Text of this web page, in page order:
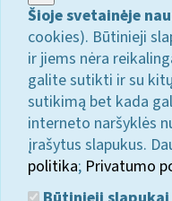
Šioje svetainėje
cookies). Būtinieji
ir jiems nėra
galite sutikti ir su
sutikimą bet kada
interneto naršyklės
įrašytus slapukus.
politika; Privatumo